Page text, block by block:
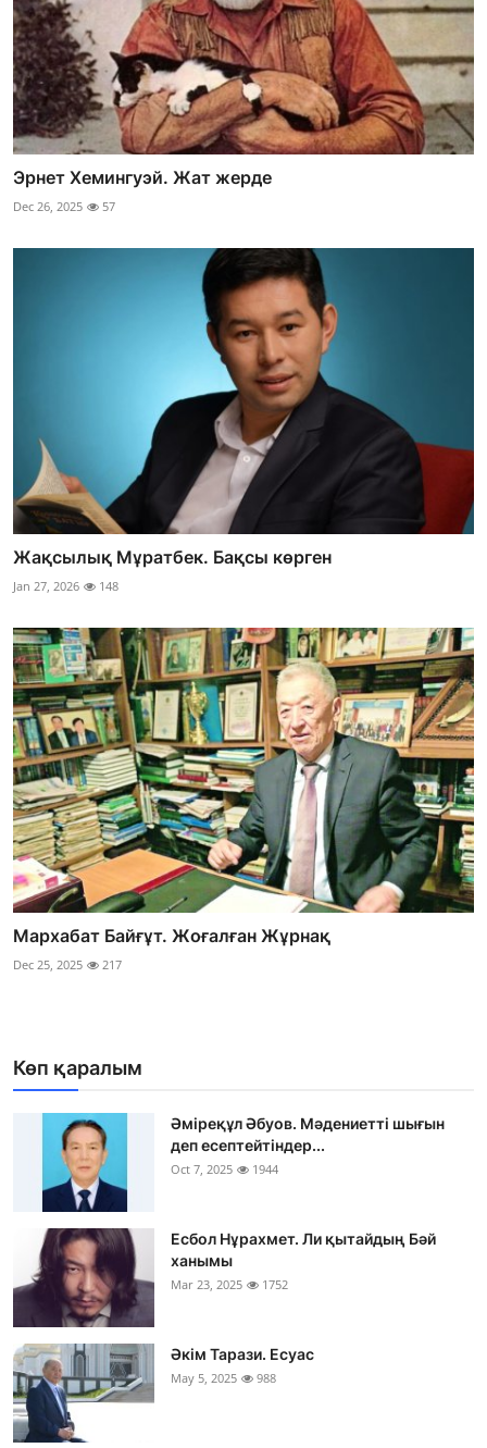
Эрнет Хемингуэй. Жат жерде
Dec 26, 2025 57
Жақсылық Мұратбек. Бақсы көрген
Jan 27, 2026 148
Мархабат Байғұт. Жоғалған Жұрнақ
Dec 25, 2025 217
Көп қаралым
Әміреқұл Әбуов. Мәдениетті шығын
деп есептейтіндер...
Oct 7, 2025 1944
Есбол Нұрахмет. Ли қытайдың Бәй
ханымы
Mar 23, 2025 1752
Әкім Тарази. Есуас
May 5, 2025 988